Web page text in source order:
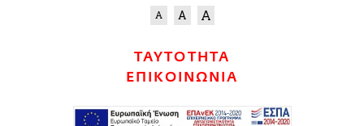
ΤΑΥΤΟΤΗΤΑ
ΕΠΙΚΟΙΝΩΝΙΑ